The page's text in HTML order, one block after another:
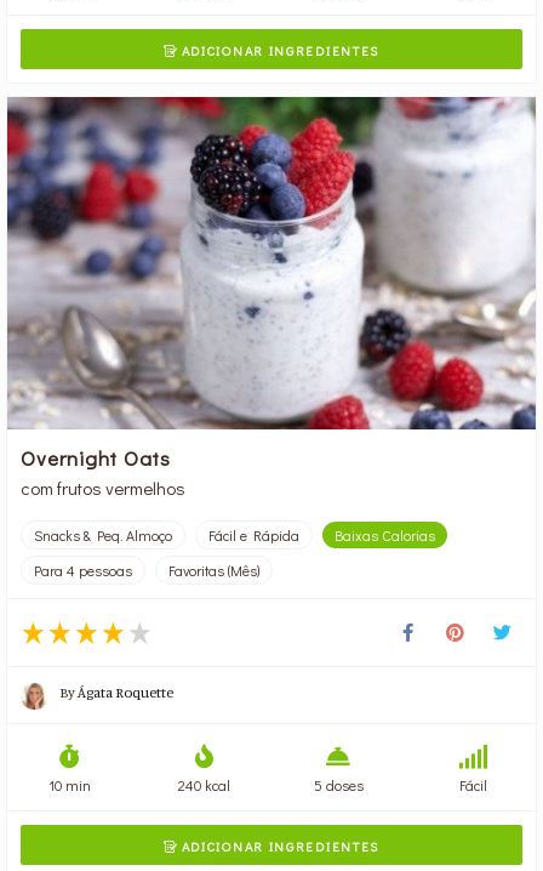
ADICIONAR INGREDIENTES
Overnight Oats
com frutos vermelhos
Snacks & Peq. Almoço Fácil e Rápida
Baixas Calorias
Para 4 pessoas
Favoritas (Mês)
ByÁgata Roquette
10 min 240 kcal 5 doses Fácil
ADICIONAR INGREDIENTES